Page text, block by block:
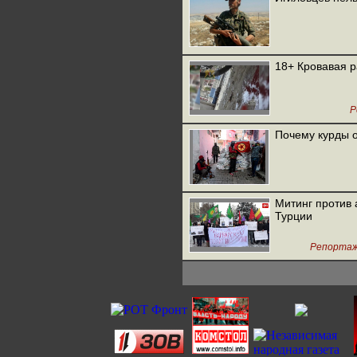
18+ Кровавая
Почему курды
Митинг против
Турции